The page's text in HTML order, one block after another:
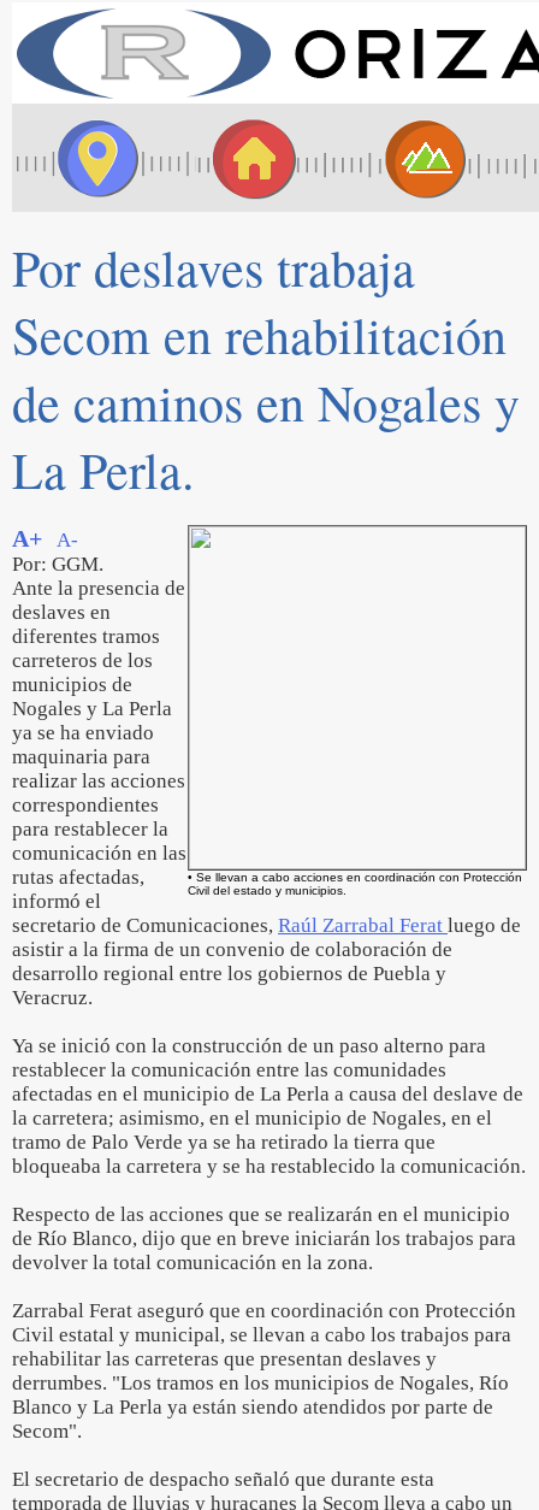
Por deslaves trabaja
Secom en rehabilitación
de caminos en Nogales y
La Perla.
• Se llevan a cabo acciones en coordinación con Protección
Civil del estado y municipios.
A+
A-
Por: GGM.
Ante la presencia de
deslaves en
diferentes tramos
carreteros de los
municipios de
Nogales y La Perla
ya se ha enviado
maquinaria para
realizar las acciones
correspondientes
para restablecer la
comunicación en las
rutas afectadas,
informó el
secretario de Comunicaciones, Raúl Zarrabal Ferat luego de
asistir a la firma de un convenio de colaboración de
desarrollo regional entre los gobiernos de Puebla y
Veracruz.
Ya se inició con la construcción de un paso alterno para
restablecer la comunicación entre las comunidades
afectadas en el municipio de La Perla a causa del deslave de
la carretera; asimismo, en el municipio de Nogales, en el
tramo de Palo Verde ya se ha retirado la tierra que
bloqueaba la carretera y se ha restablecido la comunicación.
Respecto de las acciones que se realizarán en el municipio
de Río Blanco, dijo que en breve iniciarán los trabajos para
devolver la total comunicación en la zona.
Zarrabal Ferat aseguró que en coordinación con Protección
Civil estatal y municipal, se llevan a cabo los trabajos para
rehabilitar las carreteras que presentan deslaves y
derrumbes. "Los tramos en los municipios de Nogales, Río
Blanco y La Perla ya están siendo atendidos por parte de
Secom".
El secretario de despacho señaló que durante esta
temporada de lluvias y huracanes la Secom lleva a cabo un